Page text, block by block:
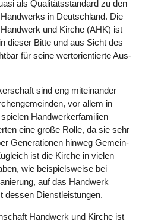
als Qua­li­täts­stan­dard zu den
in Deutsch­land. Die
und Kirche (AHK) ist
dieser Bitte und aus Sicht des
für seine wert­ori­en­tierte Aus­
sind eng mit­ein­an­der
vor allem in
Hand­wer­ker­fa­mi­lien
eine große Rolle, da sie sehr
Gene­ra­tio­nen hinweg Gemein­
ist die Kirche in vielen
wie bei­spiels­weise bei
auf das Handwerk
dessen Dienst­leis­tun­gen.
Handwerk und Kirche ist